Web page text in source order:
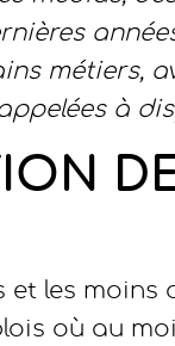
métiers,
à
et les
où au